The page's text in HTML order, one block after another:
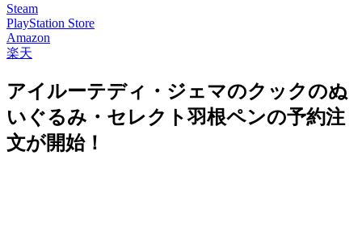
Steam
PlayStation Store
Amazon
楽天
アイルーテディ・ジェマのクックのぬ
いぐるみ・セレクト羽根ペンの予約注
文が開始！